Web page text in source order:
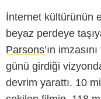
İnternet kültürünün
beyaz perdeye
Parsons’ın
günü girdiği
devrim yarattı. 10